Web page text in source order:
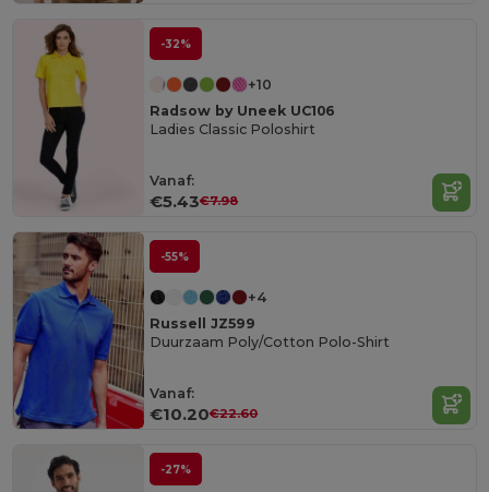
-32%
+10
Radsow by Uneek UC106
Ladies Classic Poloshirt
Vanaf:
€5.43€7.98
-55%
+4
Russell JZ599
Duurzaam Poly/Cotton Polo-Shirt
Vanaf:
€10.20€22.60
-27%